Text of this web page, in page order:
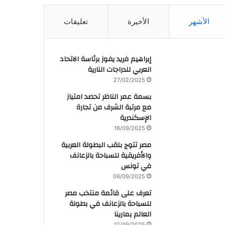
الأشهر الأخيرة تعليقات
إبراهيم فريد يفوز برئاسة الاتحاد
العربي للدراجات النارية
27/02/2025
بسمة عمر الناظر تحصد امتياز
مع مرتبة الشرف من تجارة
الإسكندرية
16/09/2025
مصر تتوج بلقب البطولة العربية
والأفريقية للسباحة بالزعانف
في تونس
06/09/2025
تعرف على قائمة منتخب مصر
للسباحة بالزعانف في بطولة
العالم بمارينا